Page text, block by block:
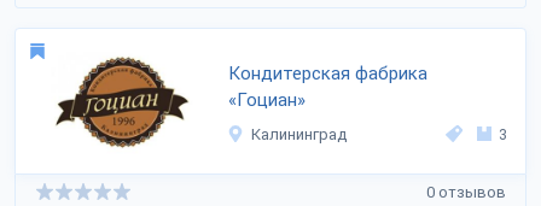
Кондитерская фабрика
«Гоциан»
Калининград 3
0 отзывов